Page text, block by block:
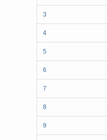
3
4
5
6
7
8
9